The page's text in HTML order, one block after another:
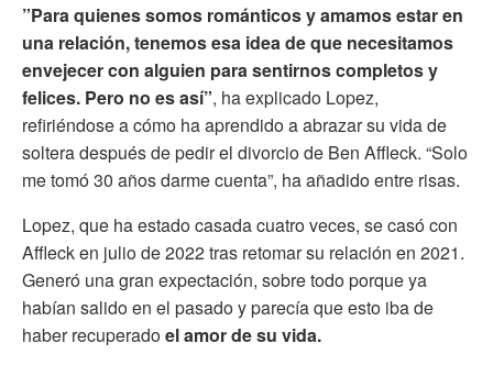
”Para quienes somos románticos y amamos estar en
una relación, tenemos esa idea de que necesitamos
envejecer con alguien para sentirnos completos y
felices. Pero no es así”, ha explicado Lopez,
refiriéndose a cómo ha aprendido a abrazar su vida de
soltera después de pedir el divorcio de Ben Affleck. “Solo
me tomó 30 años darme cuenta”, ha añadido entre risas.
Lopez, que ha estado casada cuatro veces, se casó con
Affleck en julio de 2022 tras retomar su relación en 2021.
Generó una gran expectación, sobre todo porque ya
habían salido en el pasado y parecía que esto iba de
haber recuperadoel amor de su vida.